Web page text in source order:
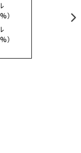
城宝工務店
（100%）
★★（40%）